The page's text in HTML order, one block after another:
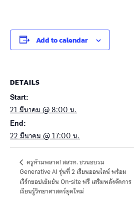
Add to calendar
DETAILS
Start:
21 มีนาคม @ 8:00 น.
End:
22 มีนาคม @ 17:00 น.
ครูห้ามพลาด! สสวท. ชวนอบรม
Generative AI รุ่นที่ 2 เรียนออนไลน์ พร้อม
เวิร์กชอปเข้มข้น On-site ฟรี เสริมพลังจัดการ
เรียนรู้วิทยาศาสตร์ยุคใหม่